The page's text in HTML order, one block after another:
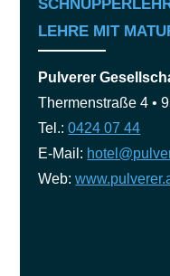
LEHRE MIT
Pulverer
Thermenstraße 4 •
Tel.:0424 07 44
E-Mail:
Web: